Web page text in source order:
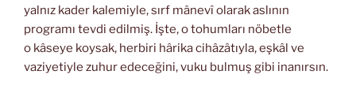
yalnız kader kalemiyle, sırf mânevî olarak aslının
programı tevdi edilmiş. İşte, o tohumları nöbetle
o kâseye koysak, herbiri hârika cihâzâtıyla, eşkâl ve
vaziyetiyle zuhur edeceğini, vuku bulmuş gibi inanırsın.